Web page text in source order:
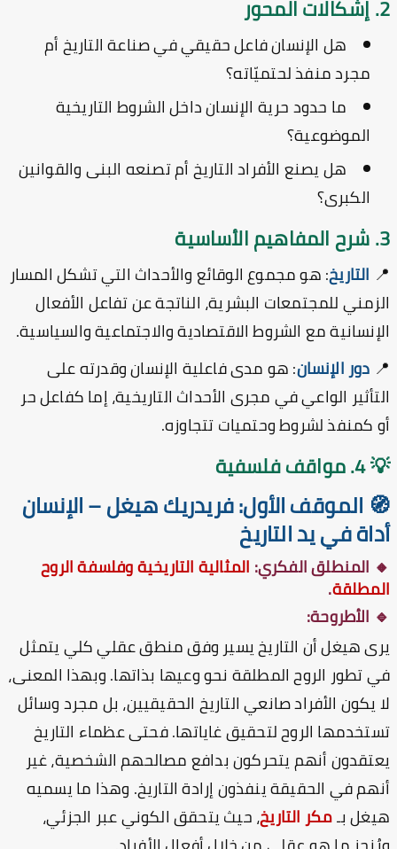
هل الإنسان فاعل حقيقي في صناعة التاريخ أم
مجرد منفذ لحتميّاته؟
ما حدود حرية الإنسان داخل الشروط التاريخية
الموضوعية؟
هل يصنع الأفراد التاريخ أم تصنعه البنى والقوانين
الكبرى؟
التاريخ: هو مجموع الوقائع والأحداث التي تشكل المسار
للمجتمعات البشرية، الناتجة عن تفاعل الأفعال
مع الشروط الاقتصادية والاجتماعية والسياسية.
دور الإنسان: هو مدى فاعلية الإنسان وقدرته على
الواعي في مجرى الأحداث التاريخية، إما كفاعل حر
كمنفذ لشروط وحتميات تتجاوزه.
الموقف الأول: فريدريك هيغل – الإنسان
في يد التاريخ
المنطلق الفكري:المثالية التاريخية وفلسفة الروح
.
الأطروحة:
هيغل أن التاريخ يسير وفق منطق عقلي كلي يتمثل
تطور الروح المطلقة نحو وعيها بذاتها. وبهذا المعنى،
يكون الأفراد صانعي التاريخ الحقيقيين، بل مجرد وسائل
الروح لتحقيق غاياتها. فحتى عظماء التاريخ
أنهم يتحركون بدافع مصالحهم الشخصية، غير
في الحقيقة ينفذون إرادة التاريخ. وهذا ما يسميه
بـمكر التاريخ، حيث يتحقق الكوني عبر الجزئي،